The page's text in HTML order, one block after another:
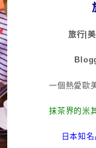
旅行|
一個熱愛歐
抹茶界的米
日本知